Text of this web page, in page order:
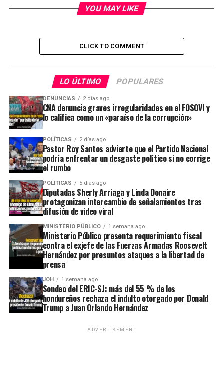
YOU MAY LIKE
CLICK TO COMMENT
LO ÚLTIMO POPULARES
DENUNCIAS 2 días ago
CNA denuncia graves irregularidades en el FOSOVI y
lo califica como un «paraíso de la corrupción»
POLÍTICAS 2 días ago
Pastor Roy Santos advierte que el Partido Nacional
podría enfrentar un desgaste político si no corrige
el rumbo
POLÍTICAS 5 días ago
Diputadas Sherly Arriaga y Linda Donaire
protagonizan intercambio de señalamientos tras
difusión de video viral
MINISTERIO PÚBLICO 1 semana ago
Ministerio Público presenta requerimiento fiscal
contra el exjefe de las Fuerzas Armadas Roosevelt
Hernández por presuntos ataques a la libertad de
prensa
JOH 1 semana ago
Sondeo del ERIC-SJ: más del 55 % de los
hondureños rechaza el indulto otorgado por Donald
Trump a Juan Orlando Hernández
ADVERTISEMENT